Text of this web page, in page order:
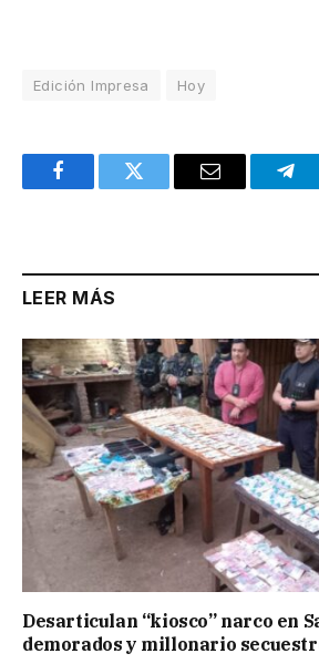
Edición Impresa Hoy
FacebookTwitter Email
LEER MÁS
Desarticulan “kiosco” narco en
demorados y millonario